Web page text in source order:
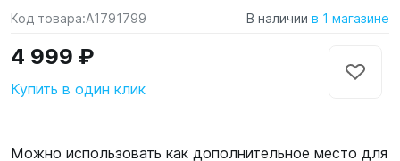
Код товара:A1791799 В наличии в 1 магазине
4 999 ₽
Купить в один клик
Можно использовать как дополнительное место для